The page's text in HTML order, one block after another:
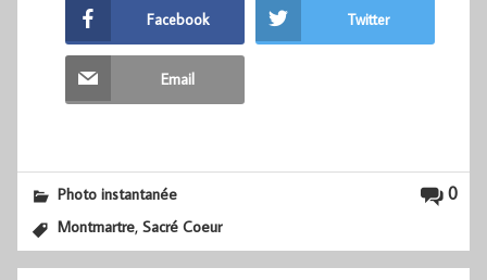
Facebook Twitter
Email
0
Photo instantanée
Montmartre,Sacré Coeur